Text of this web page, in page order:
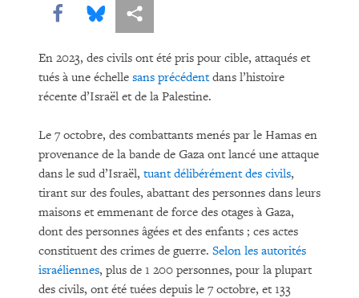
Share this via Facebook
Share this via Bluesky
Share this via Partagez
En 2023, des civils ont été pris pour cible, attaqués et
tués à une échelle sans précédentdans l’histoire
récente d’Israël et de la Palestine.
Le 7 octobre, des combattants menés par le Hamas en
provenance de la bande de Gaza ont lancé une attaque
dans le sud d’Israël, tuant délibérément des civils,
tirant sur des foules, abattant des personnes dans leurs
maisons et emmenant de force des otages à Gaza,
dont des personnes âgées et des enfants ; ces actes
constituent des crimes de guerre. Selon les autorités
israéliennes, plus de 1 200 personnes, pour la plupart
des civils, ont été tuées depuis le 7 octobre, et 133